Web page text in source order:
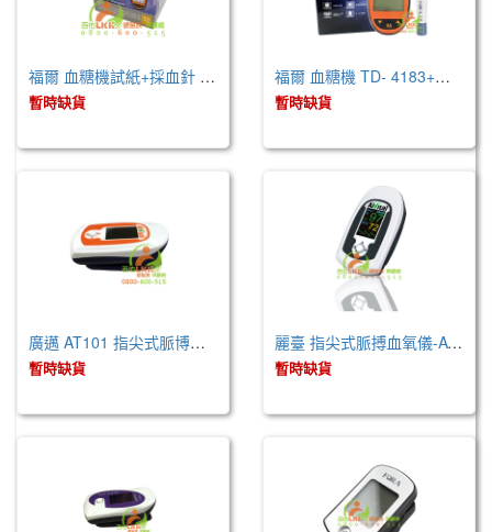
福爾 血糖機試紙+採血針 / 50支 (TD- 4183)
暫時缺貨
福爾 血糖機 TD- 4183+試紙+採血筆 / 50組
暫時缺貨
廣邁 AT101 指尖式脈博血氧儀
暫時缺貨
麗臺 指尖式脈搏血氧儀-AT101B
暫時缺貨